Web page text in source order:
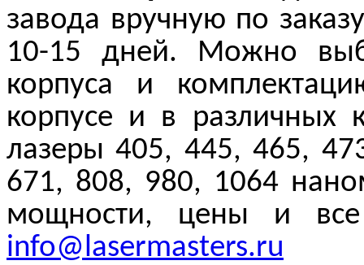
завода вручную по
10-15 дней. Можно
корпуса и
корпусе и в различных
лазеры 405, 445, 465,
671, 808, 980, 1064
мощности, цены и
info@lasermasters.ru